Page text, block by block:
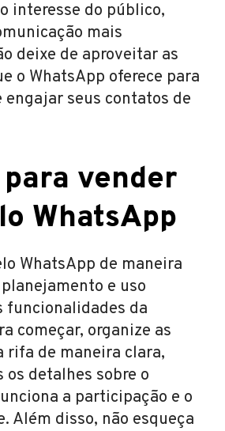
interesse do público,
mais
deixe de aproveitar as
o WhatsApp oferece para
seus contatos de
vender
WhatsApp
WhatsApp de maneira
e uso
funcionalidades da
começar, organize as
rifa de maneira clara,
detalhes sobre o
a participação e o
Além disso, não esqueça